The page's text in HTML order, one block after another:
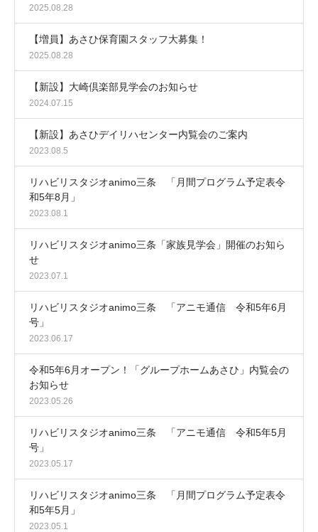
2025.08.28
【増員】あさひ保育園スタッフ大募集！
2025.08.28
【新設】大崎倶楽部見学会のお知らせ
2024.07.15
【新設】あさひデイリハセンター内覧会のご案内
2023.08.5
リハビリスタジオanimo三条 「月間プログラム予定表令
和5年8月」
2023.08.1
リハビリスタジオanimo三条「家族見学会」開催のお知ら
せ
2023.07.1
リハビリスタジオanimo三条 「アニモ通信 令和5年6月
号」
2023.06.17
令和5年6月オープン！「グループホームあさひ」内覧会の
お知らせ
2023.05.26
リハビリスタジオanimo三条 「アニモ通信 令和5年5月
号」
2023.05.17
リハビリスタジオanimo三条 「月間プログラム予定表令
和5年5月」
2023.05.1